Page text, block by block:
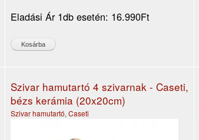
Eladási Ár 1db esetén: 16.990Ft
Szivar hamutartó 4 szivarnak - Caseti,
bézs kerámia (20x20cm)
Szivar hamutartó, Caseti